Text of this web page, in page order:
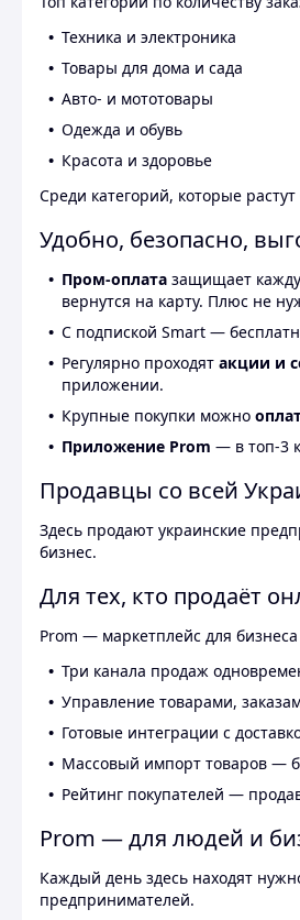
Техника и электроника
Товары для дома и сада
Авто- и мототовары
Одежда и обувь
Красота и здоровье
Среди категорий, которые
Удобно, безопасно,
Пром-оплата защищает
вернутся на карту. Плюс не
С подпиской Smart —
Регулярно проходят акции и
приложении.
Крупные покупки можно
Приложение Prom — в топ-3
Продавцы со всей
Здесь продают украинские
бизнес.
Для тех, кто продаёт
Prom — маркетплейс для
Три канала продаж
Управление товарами,
Готовые интеграции с
Массовый импорт товаров —
Рейтинг покупателей —
Prom — для людей и
Каждый день здесь находят
предпринимателей.